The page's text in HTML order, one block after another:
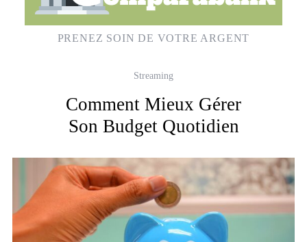
PRENEZ SOIN DE VOTRE ARGENT
Streaming
Comment Mieux Gérer
Son Budget Quotidien